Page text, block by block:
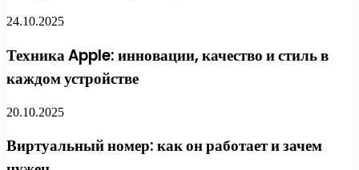
24.10.2025
Техника Apple: инновации, качество и стиль в
каждом устройстве
20.10.2025
Виртуальный номер: как он работает и зачем